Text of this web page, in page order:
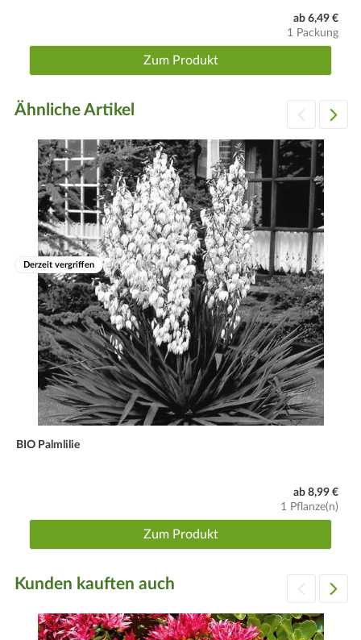
Boden: gut durchlässige Gartenerde. Ggf. den Boden mit
Wuchs
25 cm sollte berücksichtigt werden. Laub: gelb, immergrün.
Blüte
Gelb. Blütezeit: Juni bis August.
ab 6,49 €
1 Packung
Zum Produkt
Ähnliche Artikel
Derzeit vergriffen
BIO Palmlilie
ab 8,99 €
1 Pflanze(n)
Zum Produkt
Kunden kauften auch